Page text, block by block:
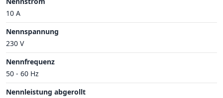
10 A
Nennspannung
230 V
Nennfrequenz
50 - 60 Hz
Nennleistung abgerollt